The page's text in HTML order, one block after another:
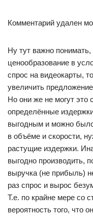
Комментарий удален
Ну тут важно понимать,
ценообразование в
спрос на видеокарты,
увеличить
Но они же не могут это
определённые
выгодным и можно
в объёме и скорости,
растущие издержки.
выгодно производить,
выручка (не прибыль)
раз спрос и вырос
Т.е. по крайне мере со
вероятность того, что